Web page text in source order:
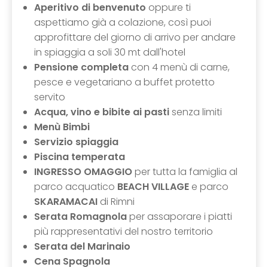
Aperitivo di benvenuto oppure ti
aspettiamo già a colazione, così puoi
approfittare del giorno di arrivo per andare
in spiaggia a soli 30 mt dall'hotel
Pensione completa con 4 menù di carne,
pesce e vegetariano a buffet protetto
servito
Acqua, vino e bibite ai pastisenza limiti
Menù Bimbi
Servizio spiaggia
Piscina temperata
INGRESSO OMAGGIOper tutta la famiglia al
parco acquatico BEACH VILLAGE e parco
SKARAMACAI di Rimni
Serata Romagnolaper assaporare i piatti
più rappresentativi del nostro territorio
Serata del Marinaio
Cena Spagnola